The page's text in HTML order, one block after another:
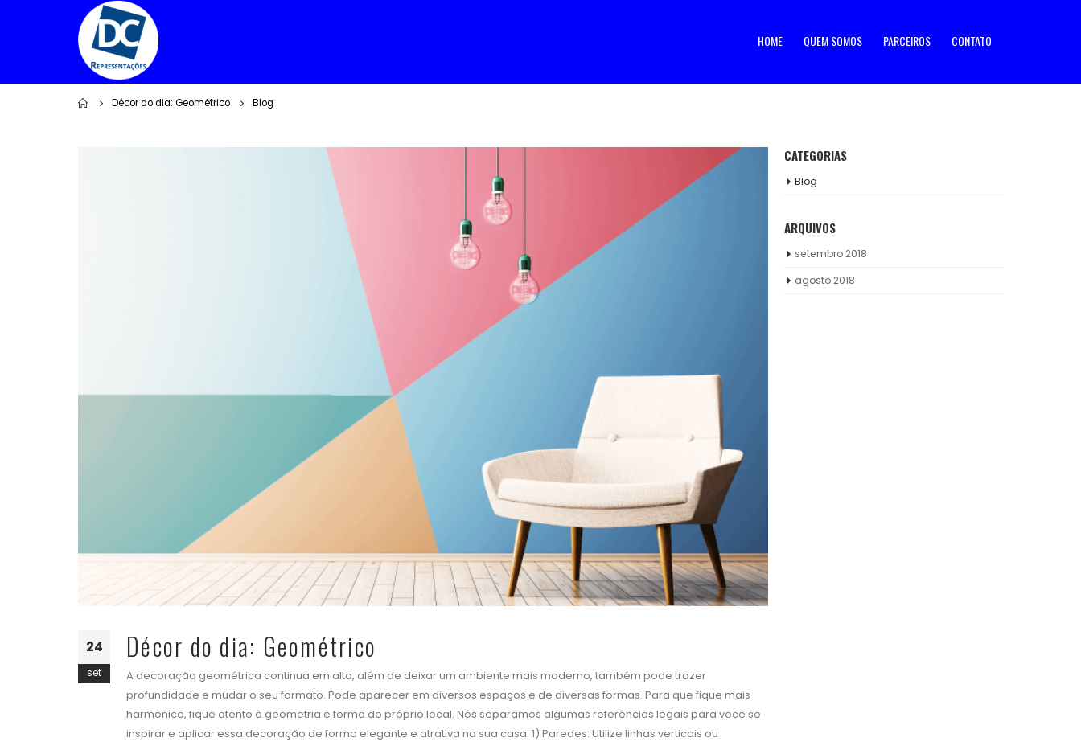
HOME QUEM SOMOS PARCEIROS CONTATO
Home
Décor do dia: Geométrico Blog
24
set
Décor do dia: Geométrico
A decoração geométrica continua em alta, além de deixar um ambiente mais moderno, também pode trazer
profundidade e mudar o seu formato. Pode aparecer em diversos espaços e de diversas formas. Para que fique mais
harmônico, fique atento à geometria e forma do próprio local. Nós separamos algumas referências legais para você se
inspirar e aplicar essa decoração de forma elegante e atrativa na sua casa. 1) Paredes: Utilize linhas verticais ou
CATEGORIAS
Blog
ARQUIVOS
setembro 2018
agosto 2018